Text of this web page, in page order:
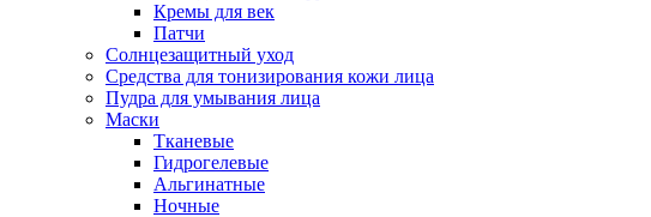
Кремы для век
Патчи
Солнцезащитный уход
Средства для тонизирования кожи лица
Пудра для умывания лица
Маски
Тканевые
Гидрогелевые
Альгинатные
Ночные